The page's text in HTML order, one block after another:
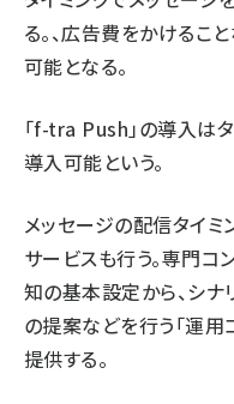
る。、広告費をかけるこ
可能となる。
「f-tra Push」の導入は
導入可能という。
メッセージの配信タイ
サービスも行う。専門コ
知の基本設定から、シナ
の提案などを行う「運用
提供する。